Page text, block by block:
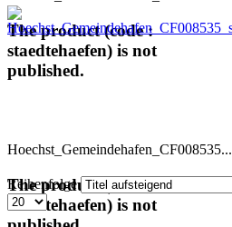
The product (code :
staedtehaefen) is not
published.
Hoechst_Gemeindehafen_CF008535...
The product (code :
staedtehaefen) is not
Reihenfolge